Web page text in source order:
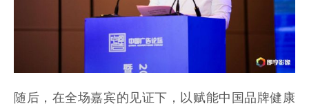
随后，在全场嘉宾的见证下，以赋能中国品牌健康